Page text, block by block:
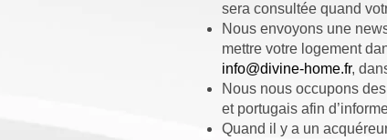
sera consultée quand
Nous envoyons une
mettre votre logement
info@divine-home.fr,
Nous nous occupons
et portugais afin
Quand il y a un